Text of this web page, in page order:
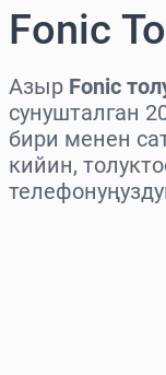
Fonic
Азыр Fonic
сунушталган
бири менен
кийин,